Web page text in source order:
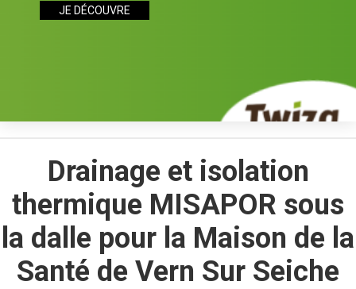
JE DÉCOUVRE
Drainage et isolation
thermique MISAPOR sous
la dalle pour la Maison de la
Santé de Vern Sur Seiche